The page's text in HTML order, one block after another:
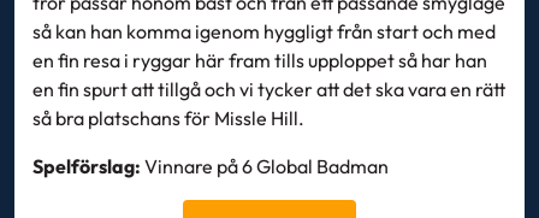
så kan han komma igenom hyggligt från start och med
en fin resa i ryggar här fram tills upploppet så har han
en fin spurt att tillgå och vi tycker att det ska vara en rätt
så bra platschans för Missle Hill.
Spelförslag: Vinnare på 6 Global Badman